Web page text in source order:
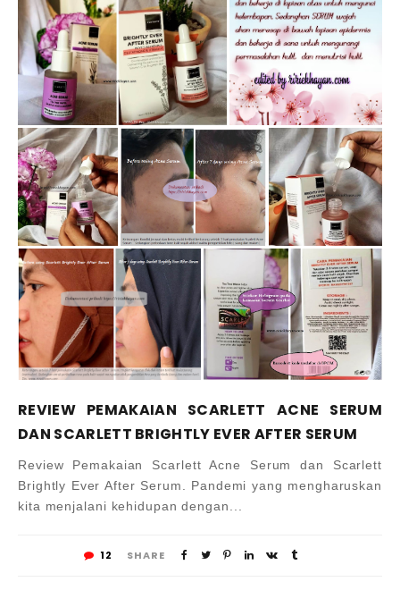
REVIEW PEMAKAIAN SCARLETT ACNE SERUM
DAN SCARLETT BRIGHTLY EVER AFTER SERUM
Review Pemakaian Scarlett Acne Serum dan Scarlett
Brightly Ever After Serum. Pandemi yang mengharuskan
kita menjalani kehidupan dengan...
12 SHARE